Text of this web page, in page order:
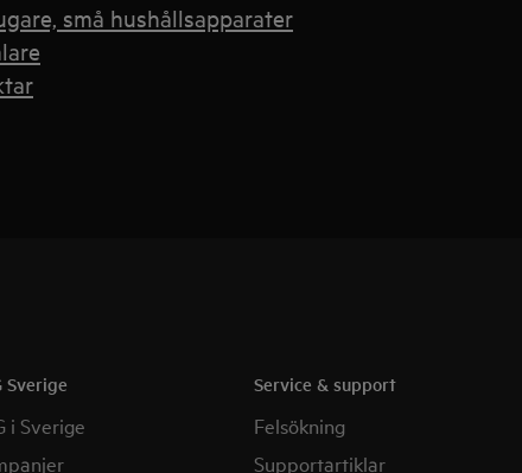
små hushållsapparater
Sverige
i Sverige
Service & support
Felsökning
Supportartiklar